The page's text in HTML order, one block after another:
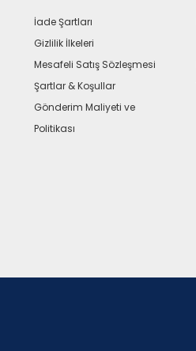
İade Şartları
Gizlilik İlkeleri
Mesafeli Satış Sözleşmesi
Şartlar & Koşullar
Gönderim Maliyeti ve
Politikası